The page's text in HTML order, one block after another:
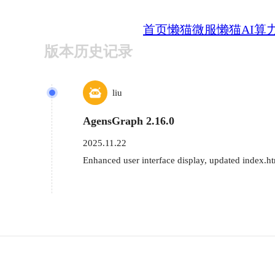
首页懒猫微服懒猫AI算
版本历史记录
liu
AgensGraph 2.16.0
2025.11.22